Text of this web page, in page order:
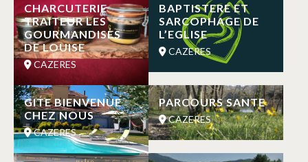
CHARCUTERIE
TRAITEUR LES
GOURMANDISES
DE LOUISE
CAZERES
BAPTISTERE ET
SARCOPHAGE DE
L’EGLISE
CAZERES
GITE BIENVENUE
CHEZ NOUS
CAZERES
PARCOURS SANTE
CAZERES